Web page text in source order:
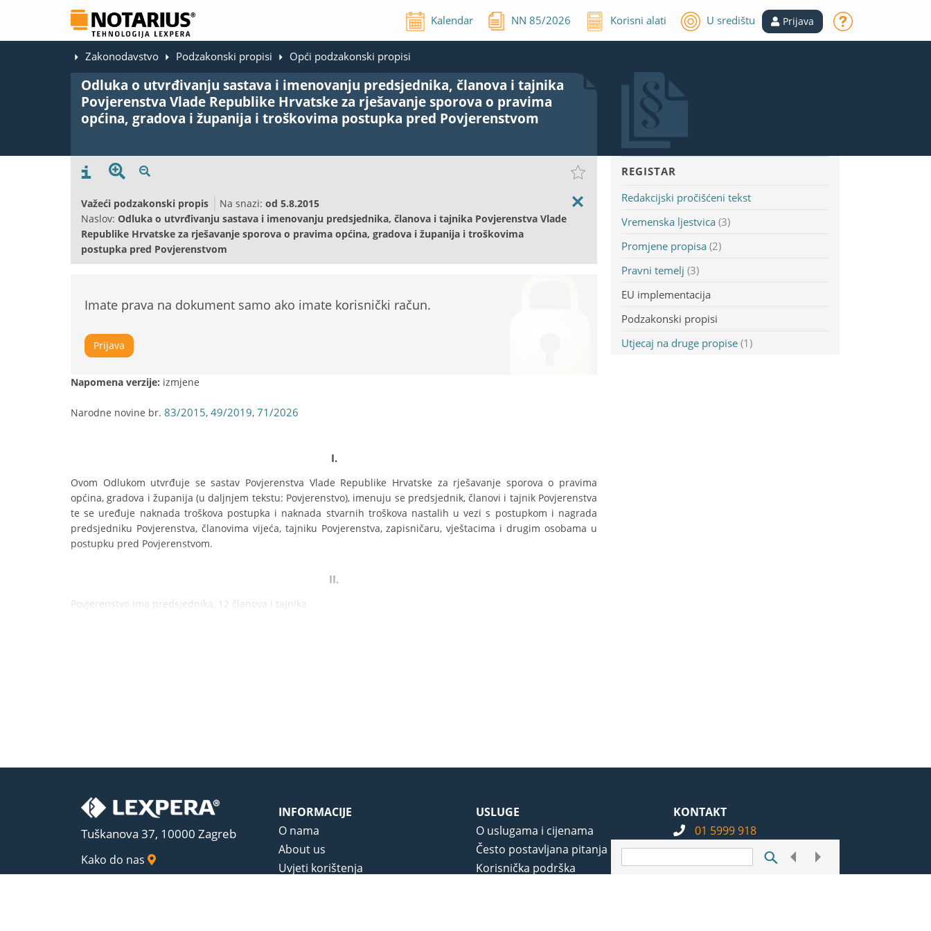
Kalendar NN85/2026 Korisni alati U središtu Prijava
Zakonodavstvo Podzakonski propisi Opći podzakonski propisi
Odluka o utvrđivanju sastava i imenovanju predsjednika, članova i tajnika
Povjerenstva Vlade Republike Hrvatske za rješavanje sporova o pravima
općina, gradova i županija i troškovima postupka pred Povjerenstvom
Važeći podzakonski propis Na snazi: od 5.8.2015
Naslov: Odluka o utvrđivanju sastava i imenovanju predsjednika, članova i tajnika Povjerenstva Vlade
Republike Hrvatske za rješavanje sporova o pravima općina, gradova i županija i troškovima
postupka pred Povjerenstvom
Imate prava na dokument samo ako imate korisnički račun.
Prijava
Napomena verzije: izmjene
Narodne novine br. 83/2015, 49/2019, 71/2026
I.
Ovom Odlukom utvrđuje se sastav Povjerenstva Vlade Republike Hrvatske za rješavanje sporova o pravima
općina, gradova i županija (u daljnjem tekstu: Povjerenstvo), imenuju se predsjednik, članovi i tajnik Povjerenstva
te se uređuje naknada troškova postupka i naknada stvarnih troškova nastalih u vezi s postupkom i nagrada
predsjedniku Povjerenstva, članovima vijeća, tajniku Povjerenstva, zapisničaru, vještacima i drugim osobama u
postupku pred Povjerenstvom.
II.
Povjerenstvo ima predsjednika, 12 članova i tajnika.
REGISTAR
Redakcijski pročišćeni tekst
Vremenska ljestvica (3)
Promjene propisa (2)
Pravni temelj (3)
EU implementacija
Podzakonski propisi
Utjecaj na druge propise (1)
Tuškanova 37, 10000 Zagreb
Kako do nas
INFORMACIJE
O nama
About us
Uvjeti korištenja
USLUGE
O uslugama i cijenama
Često postavljana pitanja
Korisnička podrška
KONTAKT
01 5999 918
info@notarius.hr